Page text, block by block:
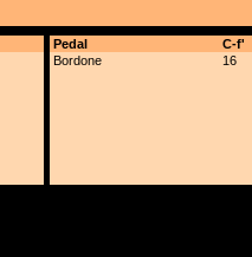
Pedal
C-f'
Bordone
16